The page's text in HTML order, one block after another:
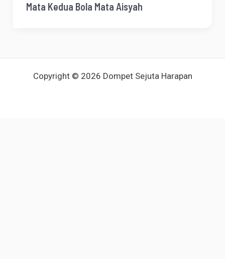
Mata Kedua Bola Mata Aisyah
Copyright © 2026 Dompet Sejuta Harapan